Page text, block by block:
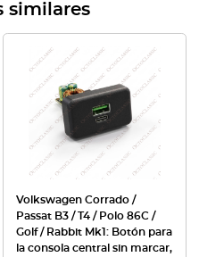
similares
Volkswagen Corrado /
Passat B3 / T4 / Polo 86C /
Golf / Rabbit Mk1: Botón para
la consola central sin marcar,